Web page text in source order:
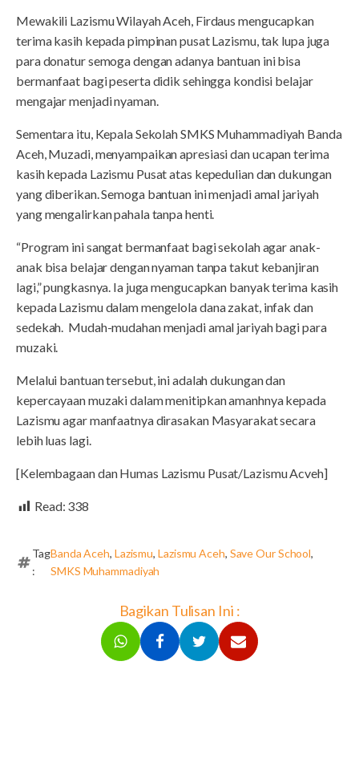
Mewakili Lazismu Wilayah Aceh, Firdaus mengucapkan
terima kasih kepada pimpinan pusat Lazismu, tak lupa juga
para donatur semoga dengan adanya bantuan ini bisa
bermanfaat bagi peserta didik sehingga kondisi belajar
mengajar menjadi nyaman.
Sementara itu, Kepala Sekolah SMKS Muhammadiyah Banda
Aceh, Muzadi, menyampaikan apresiasi dan ucapan terima
kasih kepada Lazismu Pusat atas kepedulian dan dukungan
yang diberikan. Semoga bantuan ini menjadi amal jariyah
yang mengalirkan pahala tanpa henti.
“Program ini sangat bermanfaat bagi sekolah agar anak-
anak bisa belajar dengan nyaman tanpa takut kebanjiran
lagi,” pungkasnya. Ia juga mengucapkan banyak terima kasih
kepada Lazismu dalam mengelola dana zakat, infak dan
sedekah. Mudah-mudahan menjadi amal jariyah bagi para
muzaki.
Melalui bantuan tersebut, ini adalah dukungan dan
kepercayaan muzaki dalam menitipkan amanhnya kepada
Lazismu agar manfaatnya dirasakan Masyarakat secara
lebih luas lagi.
[Kelembagaan dan Humas Lazismu Pusat/Lazismu Acveh]
Read: 338
Tag
:
Banda Aceh, Lazismu, Lazismu Aceh, Save Our School,
SMKS Muhammadiyah
Bagikan Tulisan Ini :